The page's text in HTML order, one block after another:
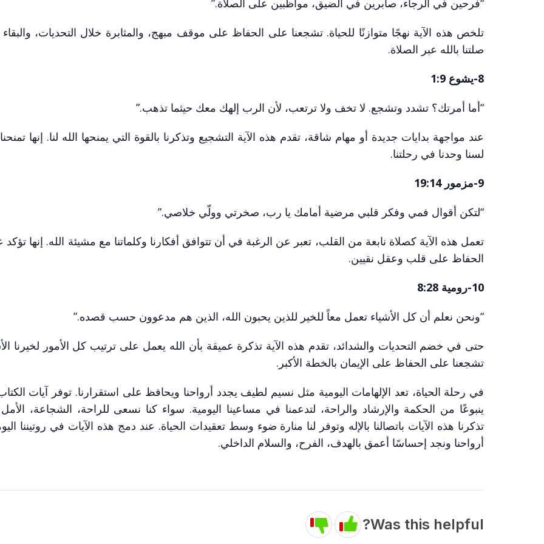
تلخص هذه الآية نهجًا متوازنًا للحياة. تشجعنا على الحفاظ على موقف مبهج، والمثابرة خلال التحديات، والبقاء
صلتنا بالله عبر الصلاة.
8-يشوع 1:9
“أما أمرتك؟ تشدد وتشجع. لا تخف ولا ترتعب، لأن الرب إلهك معك حيثما تذهب.”
عند مواجهة بدايات جديدة أو مهام شاقة، تقدم هذه الآية التشجيع وتذكرنا بالقوة التي يمنحها الله لنا. إنها تمنحنا
لسنا وحدنا في رحلتنا.
9-مزمور 19:14
“لتكن أقوال فمي وفكر قلبي مرضية أمامك يا رب، صخرتي وولّي خلاصي.”
تعمل هذه الآية كصلاة نابعة من القلب، تعبر عن الرغبة في أن تتوافق أفكارنا وكلماتنا مع مشيئة الله. إنها
الحفاظ على قلب وعقل نقيين.
10-رومية 8:28
“ونحن نعلم أن كل الأشياء تعمل معاً للخير للذين يحبون الله، الذين هم مدعوون حسب قصده.”
حتى في خضم التحديات والشدائد، تقدم هذه الآية تذكرة عميقة بأن الله يعمل على ترتيب كل الأمور لخيرنا
تشجعنا على الحفاظ على الإيمان بالخطة الأكبر.
في رحلة الحياة، تعد الإلهامات اليومية مثل نسيم لطيف يجدد أرواحنا ويحافظ على استقرارنا. توفر آيات
ينبوعًا من الحكمة والإرشاد والراحة، لتدعمنا في مساعينا اليومية. سواء كنا نسعى للراحة، الشجاعة، الأمل
تذكرنا هذه الآيات باتصالنا بالإله وتوفر لنا منارة ضوء وسط تعقيدات الحياة. عند دمج هذه الآيات في روتيننا
أرواحنا ونجد إحساسًا أعمق بالهدف، الفرح، والسلام الداخلي.
Was this helpful?